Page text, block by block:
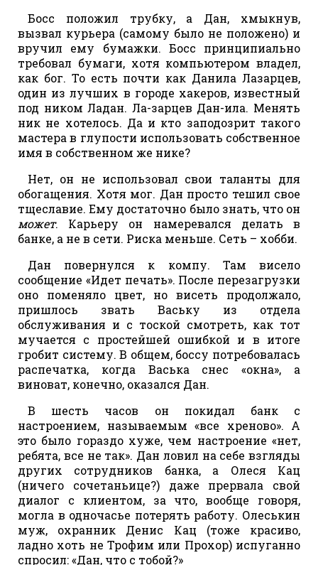
Босс положил трубку, а Дан, хмыкнув,
вызвал курьера (самому было не положено) и
вручил ему бумажки. Босс принципиально
требовал бумаги, хотя компьютером владел,
как бог. То есть почти как Данила Лазарцев,
один из лучших в городе хакеров, известный
под ником Ладан. Ла-зарцев Дан-ила. Менять
ник не хотелось. Да и кто заподозрит такого
мастера в глупости использовать собственное
имя в собственном же нике?
Нет, он не использовал свои таланты для
обогащения. Хотя мог. Дан просто тешил свое
тщеславие. Ему достаточно было знать, что он
может. Карьеру он намеревался делать в
банке, а не в сети. Риска меньше. Сеть – хобби.
Дан повернулся к компу. Там висело
сообщение «Идет печать». После перезагрузки
оно поменяло цвет, но висеть продолжало,
пришлось звать Ваську из отдела
обслуживания и с тоской смотреть, как тот
мучается с простейшей ошибкой и в итоге
гробит систему. В общем, боссу потребовалась
распечатка, когда Васька снес «окна», а
виноват, конечно, оказался Дан.
В шесть часов он покидал банк с
настроением, называемым «все хреново». А
это было гораздо хуже, чем настроение «нет,
ребята, все не так». Дан ловил на себе взгляды
других сотрудников банка, а Олеся Кац
(ничего сочетаньице?) даже прервала свой
диалог с клиентом, за что, вообще говоря,
могла в одночасье потерять работу. Олеськин
муж, охранник Денис Кац (тоже красиво,
ладно хоть не Трофим или Прохор) испуганно
спросил: «Дан, что с тобой?»